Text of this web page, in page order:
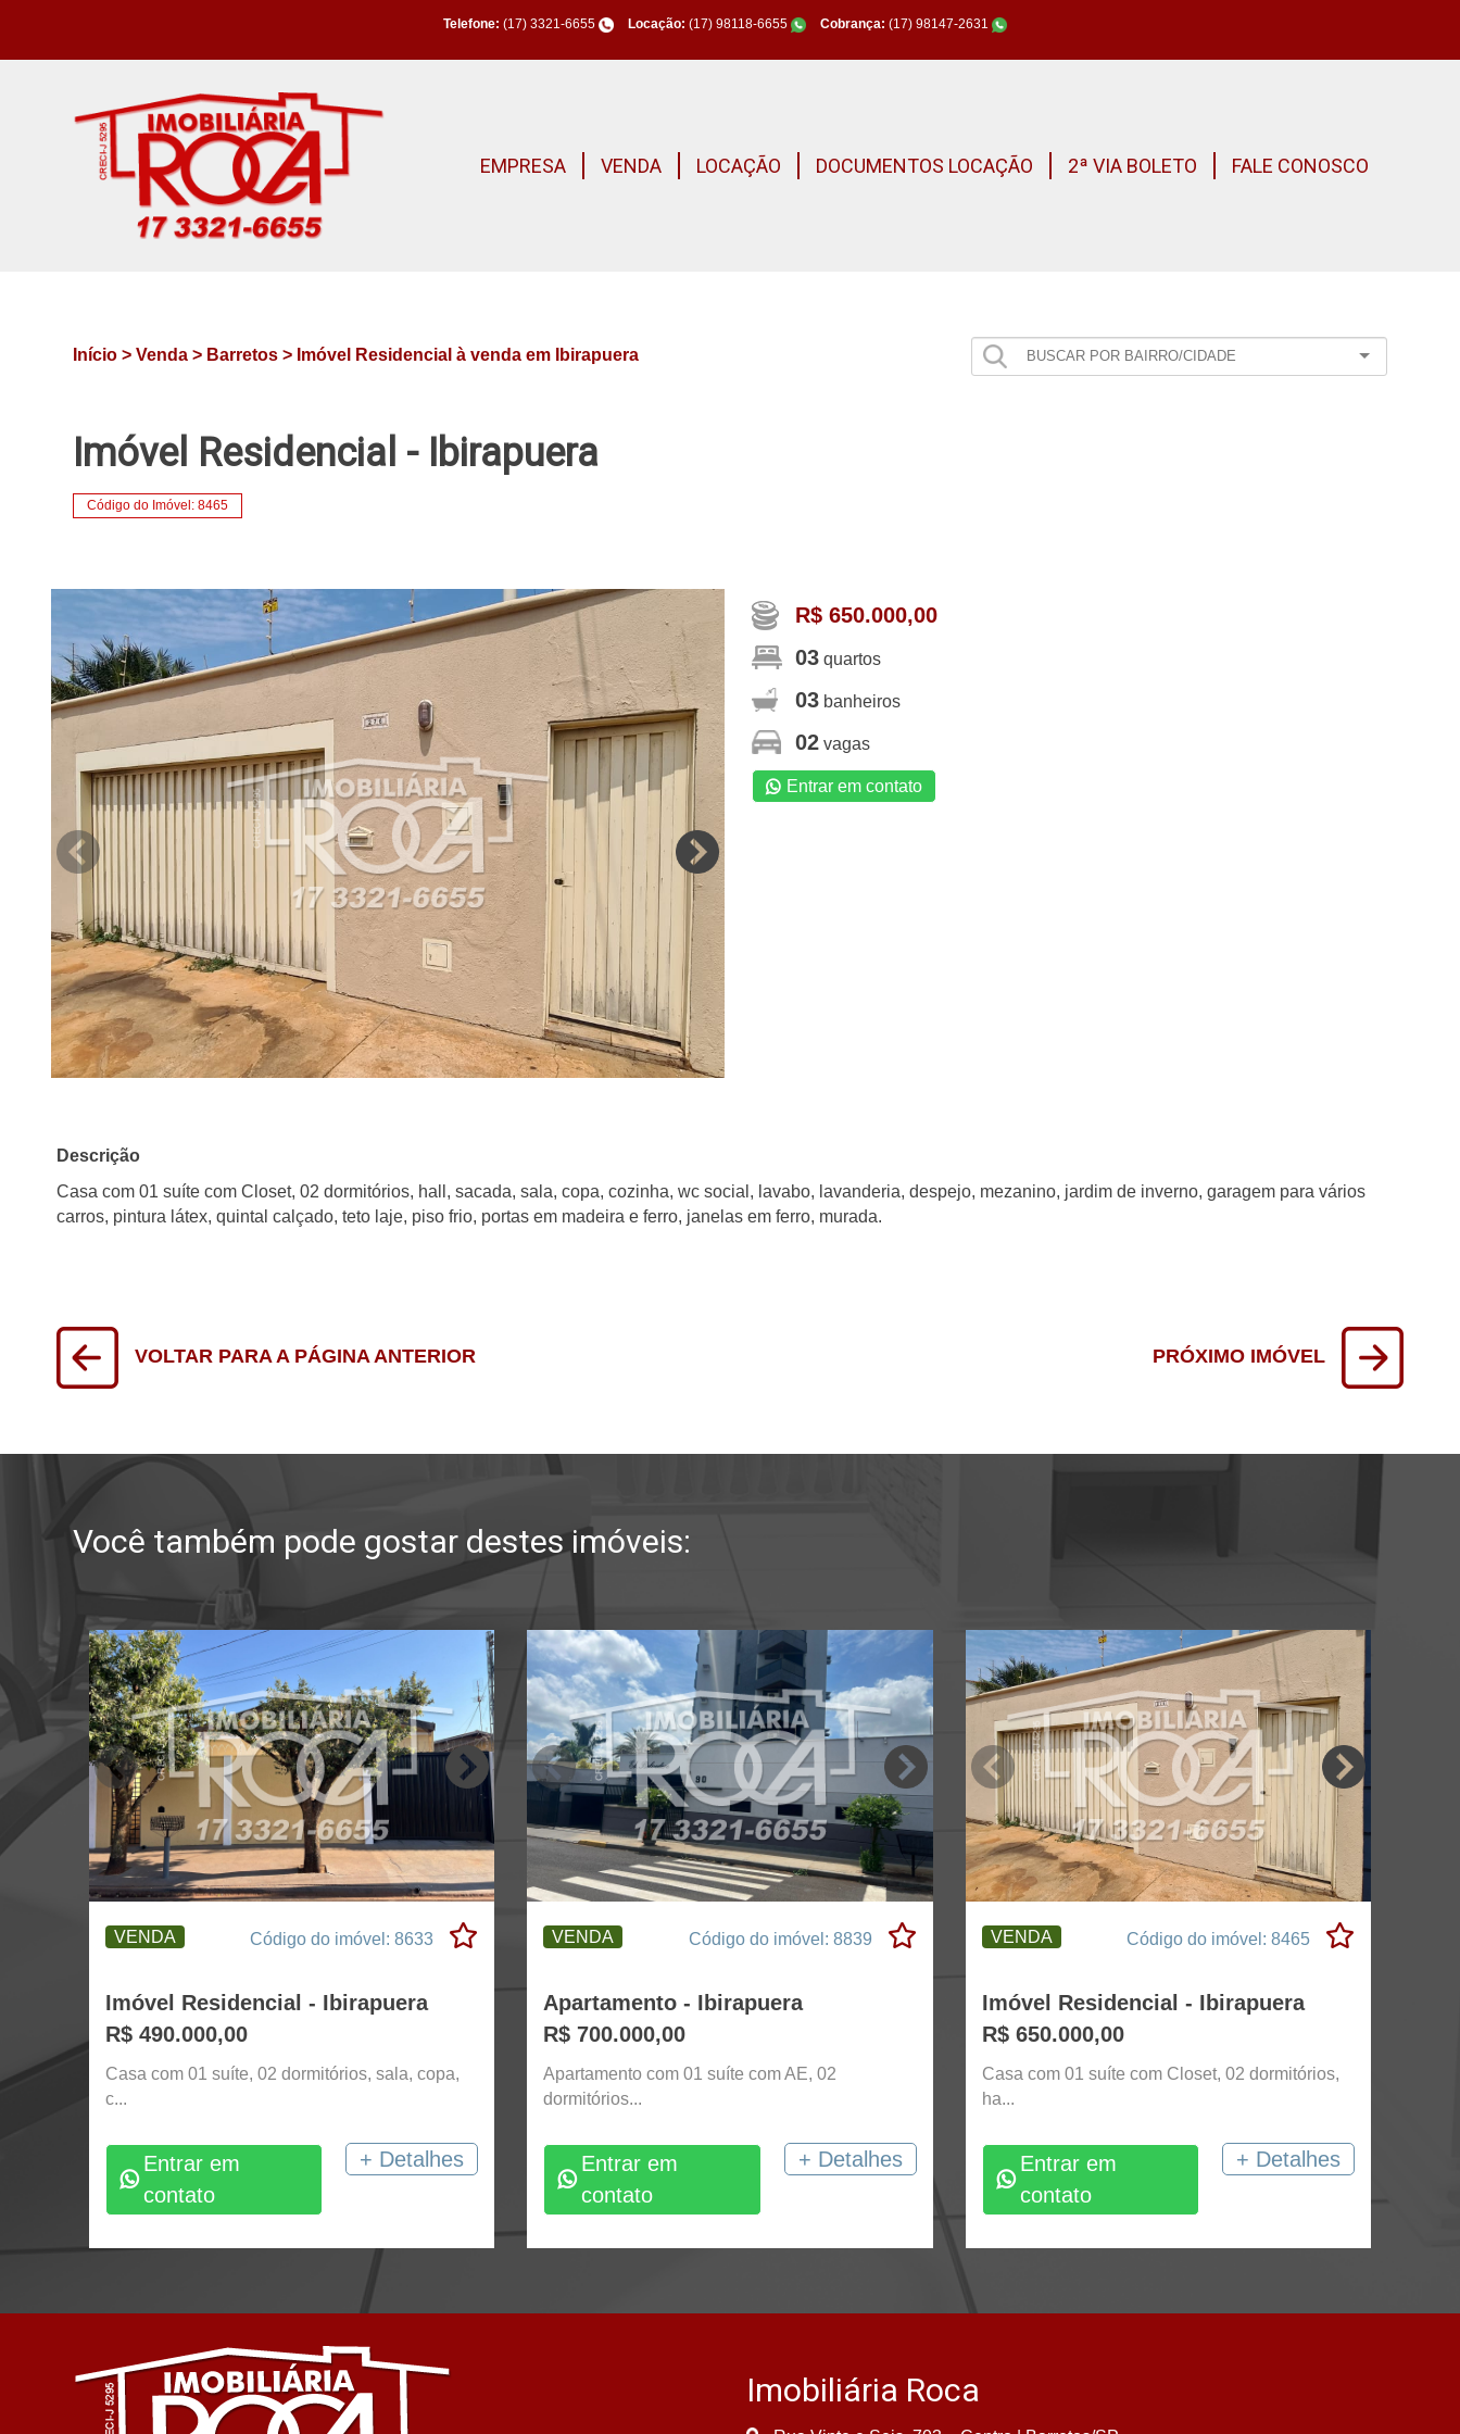
Telefone: (17) 3321-6655 Locação: (17) 98118-6655 Cobrança: (17) 98147-2631
EMPRESA VENDA LOCAÇÃO DOCUMENTOS LOCAÇÃO 2ª VIA BOLETO FALE CONOSCO
Início >Venda > Barretos > Imóvel Residencial à venda em Ibirapuera
Imóvel Residencial - Ibirapuera
Código do Imóvel: 8465
R$ 650.000,00
03 quartos
03 banheiros
02 vagas
Entrar em contato
Descrição
Casa com 01 suíte com Closet, 02 dormitórios, hall, sacada, sala, copa, cozinha, wc social, lavabo, lavanderia, despejo, mezanino, jardim de inverno, garagem para vários
carros, pintura látex, quintal calçado, teto laje, piso frio, portas em madeira e ferro, janelas em ferro, murada.
VOLTAR PARA A PÁGINA ANTERIOR PRÓXIMO IMÓVEL
Você também pode gostar destes imóveis:
VENDA Código do imóvel: 8633
Imóvel Residencial - Ibirapuera
R$ 490.000,00
Casa com 01 suíte, 02 dormitórios, sala, copa,
c...
Entrar em
contato
+ Detalhes
VENDA Código do imóvel: 8839
Apartamento - Ibirapuera
R$ 700.000,00
Apartamento com 01 suíte com AE, 02
dormitórios...
Entrar em
contato
+ Detalhes
VENDA Código do imóvel: 8465
Imóvel Residencial - Ibirapuera
R$ 650.000,00
Casa com 01 suíte com Closet, 02 dormitórios,
ha...
Entrar em
contato
+ Detalhes
Imobiliária Roca